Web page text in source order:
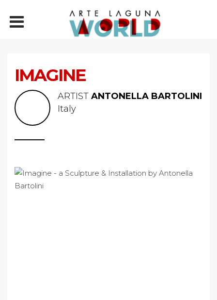
IMAGINE
ARTIST ANTONELLA BARTOLINI
Italy